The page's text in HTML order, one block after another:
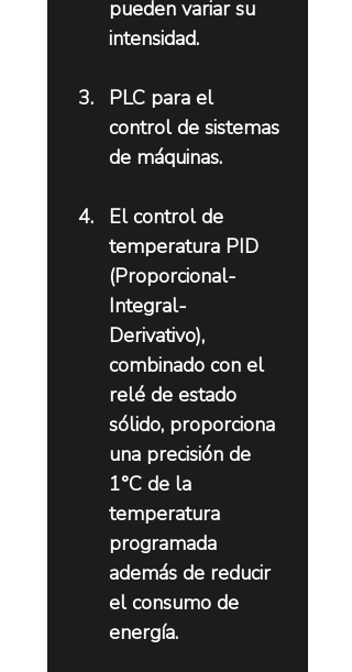
pueden variar su
intensidad.
PLC para el
control de sistemas
de máquinas.
El control de
temperatura PID
(Proporcional-
Integral-
Derivativo),
combinado con el
relé de estado
sólido, proporciona
una precisión de
1°C de la
temperatura
programada
además de reducir
el consumo de
energía.